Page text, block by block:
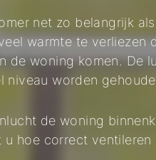
net zo belangrijk
warmte te verliezen
de woning komen. De
worden
de woning
hoe correct ventileren